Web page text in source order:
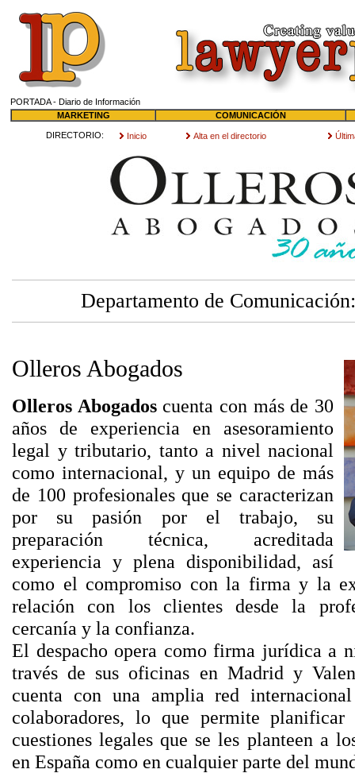
PORTADA - Diario de Información
MARKETING
COMUNICACIÓN
DIRECTORIO: Inicio Alta en el directorio
Departamento de
Olleros Abogados
Olleros Abogadoscuenta con más de 30
años de experiencia en asesoramiento
legal y tributario, tanto a nivel nacional
como internacional, y un equipo de más
de 100 profesionales que se caracterizan
por su pasión por el trabajo, su
preparación técnica, acreditada
experiencia y plena disponibilidad, así
como el compromiso con la firma y la
relación con los clientes desde la
cercanía y la confianza.
El despacho opera como firma jurídica a
través de sus oficinas en Madrid y
cuenta con una amplia red internacional
colaboradores, lo que permite
cuestiones legales que se les planteen a
en España como en cualquier parte del